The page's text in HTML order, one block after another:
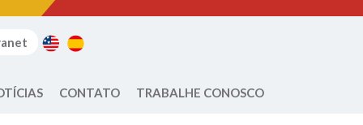
CONTATO TRABALHE CONOSCO